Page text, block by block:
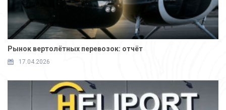
Рынок вертолётных перевозок: отчёт
17.04.2026